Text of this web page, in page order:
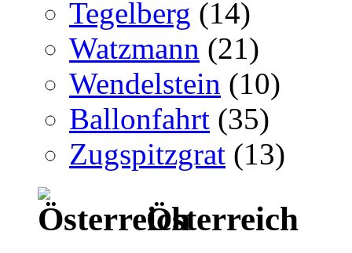
Tegelberg (14)
Watzmann (21)
Wendelstein (10)
Ballonfahrt (35)
Zugspitzgrat (13)
Österreich